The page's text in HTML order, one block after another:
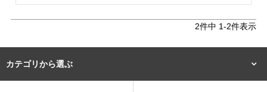
人気シリーズから選ぶ
2件中 1-2件表示
カテゴリから選ぶ